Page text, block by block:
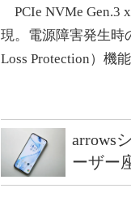
PCIe NVMe Gen.3
現。電源障害発生時
Loss Protection）機
arrows
ーザー